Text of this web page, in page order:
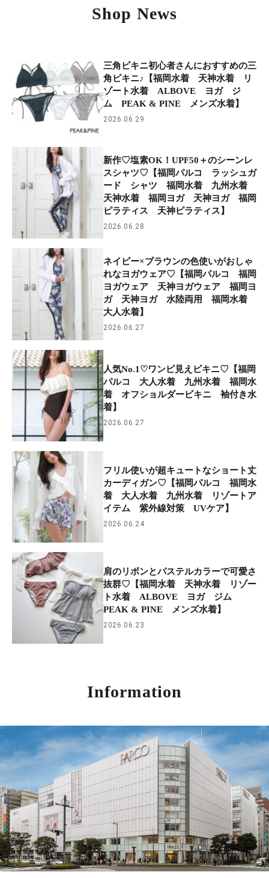
Shop News
三角ビキニ初心者さんにおすすめの三
角ビキニ♪【福岡水着 天神水着 リ
ゾート水着 ALBOVE ヨガ ジ
ム PEAK & PINE メンズ水着】
2026.06.29
新作♡塩素OK！UPF50＋のシーンレ
スシャツ♡【福岡パルコ ラッシュガ
ード シャツ 福岡水着 九州水着
天神水着 福岡ヨガ 天神ヨガ 福岡
ピラティス 天神ピラティス】
2026.06.28
ネイビー×ブラウンの色使いがおしゃ
れなヨガウェア♡【福岡パルコ 福岡
ヨガウェア 天神ヨガウェア 福岡ヨ
ガ 天神ヨガ 水陸両用 福岡水着
大人水着】
2026.06.27
人気No.1♡ワンピ見えビキニ♡【福岡
パルコ 大人水着 九州水着 福岡水
着 オフショルダービキニ 袖付き水
着】
2026.06.27
フリル使いが超キュートなショート丈
カーディガン♡【福岡パルコ 福岡水
着 大人水着 九州水着 リゾートア
イテム 紫外線対策 UVケア】
2026.06.24
肩のリボンとパステルカラーで可愛さ
抜群♡【福岡水着 天神水着 リゾー
ト水着 ALBOVE ヨガ ジム
PEAK & PINE メンズ水着】
2026.06.23
Information